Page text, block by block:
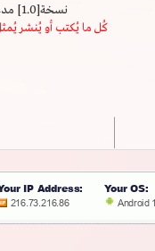
نسخة[1.0] مدعَم بالسرعة | يدعم كافة المتصفحات
كُل ما يُكتب أو يُنشر